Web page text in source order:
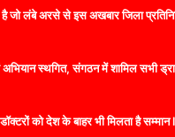
जो लंबे अरसे से इस अखबार जिला
अभियान स्थगित, संगठन में शामिल सभी
को देश के बाहर भी मिलता है